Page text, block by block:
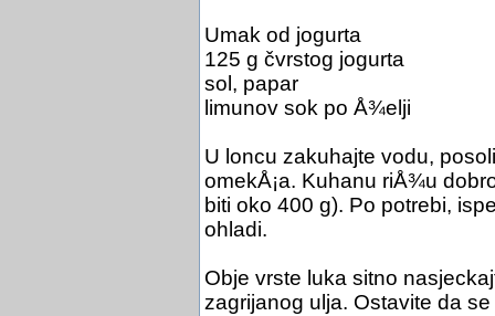
Umak od jogurta
125 g čvrstog jogurta
sol, papar
limunov sok po Å¾elji
U loncu zakuhajte vodu,
omekÅ¡a. Kuhanu riÅ¾u
biti oko 400 g). Po potrebi,
ohladi.
Obje vrste luka sitno
zagrijanog ulja. Ostavite da